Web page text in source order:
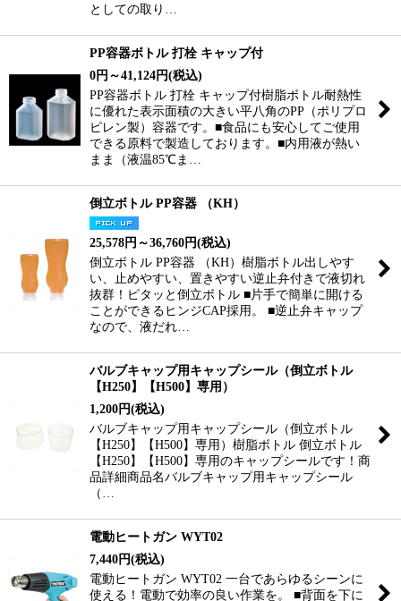
としての取り…
PP容器ボトル 打栓 キャップ付
0円 ～41,124円(税込)
PP容器ボトル 打栓 キャップ付樹脂ボトル耐熱性
に優れた表示面積の大きい平八角のPP（ポリプロ
ピレン製）容器です。■食品にも安心してご使用
できる原料で製造しております。■内用液が熱い
まま（液温85℃ま…
倒立ボトル PP容器 （KH）
25,578円 ～36,760円(税込)
倒立ボトル PP容器 （KH）樹脂ボトル出しやす
い、止めやすい、置きやすい逆止弁付きで液切れ
抜群！ピタッと倒立ボトル ■片手で簡単に開ける
ことができるヒンジCAP採用。 ■逆止弁キャップ
なので、液だれ…
バルブキャップ用キャップシール（倒立ボトル
【H250】【H500】専用）
1,200円(税込)
バルブキャップ用キャップシール（倒立ボトル
【H250】【H500】専用）樹脂ボトル 倒立ボトル
【H250】【H500】専用のキャップシールです！商
品詳細商品名バルブキャップ用キャップシール
（…
電動ヒートガン WYT02
7,440円(税込)
電動ヒートガン WYT02 一台であらゆるシーンに
使える！電動で効率の良い作業を。 ■背面を下に